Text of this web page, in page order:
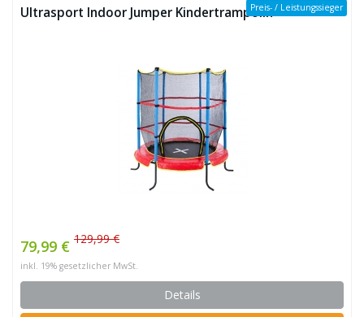
Preis- / Leistungssieger
Ultrasport Indoor Jumper Kindertrampolin
79,99 € 129,99 €
inkl. 19% gesetzlicher MwSt.
Details